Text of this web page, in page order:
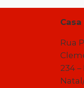
Rua
234